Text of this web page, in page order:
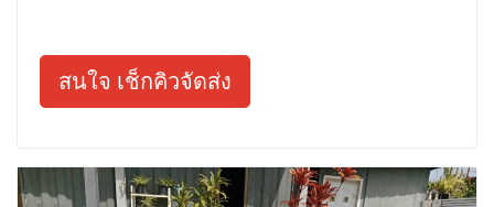
สนใจ เช็กคิวจัดส่ง